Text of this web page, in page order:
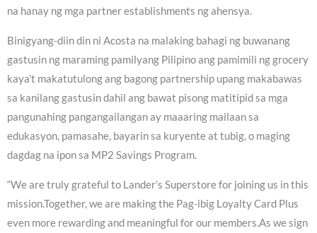
na hanay ng mga partner establishments ng ahensya.
Binigyang-diin din ni Acosta na malaking bahagi ng buwanang
gastusin ng maraming pamilyang Pilipino ang pamimili ng grocery
kaya’t makatutulong ang bagong partnership upang makabawas
sa kanilang gastusin dahil ang bawat pisong matitipid sa mga
pangunahing pangangailangan ay maaaring mailaan sa
edukasyon, pamasahe, bayarin sa kuryente at tubig, o maging
dagdag na ipon sa MP2 Savings Program.
“We are truly grateful to Lander’s Superstore for joining us in this
mission.Together, we are making the Pag-ibig Loyalty Card Plus
even more rewarding and meaningful for our members.As we sign